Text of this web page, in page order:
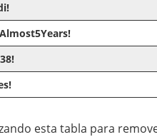
esta tabla para